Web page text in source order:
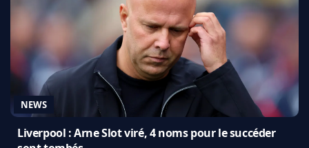
NEWS
Liverpool : Arne Slot viré, 4 noms pour le succéder